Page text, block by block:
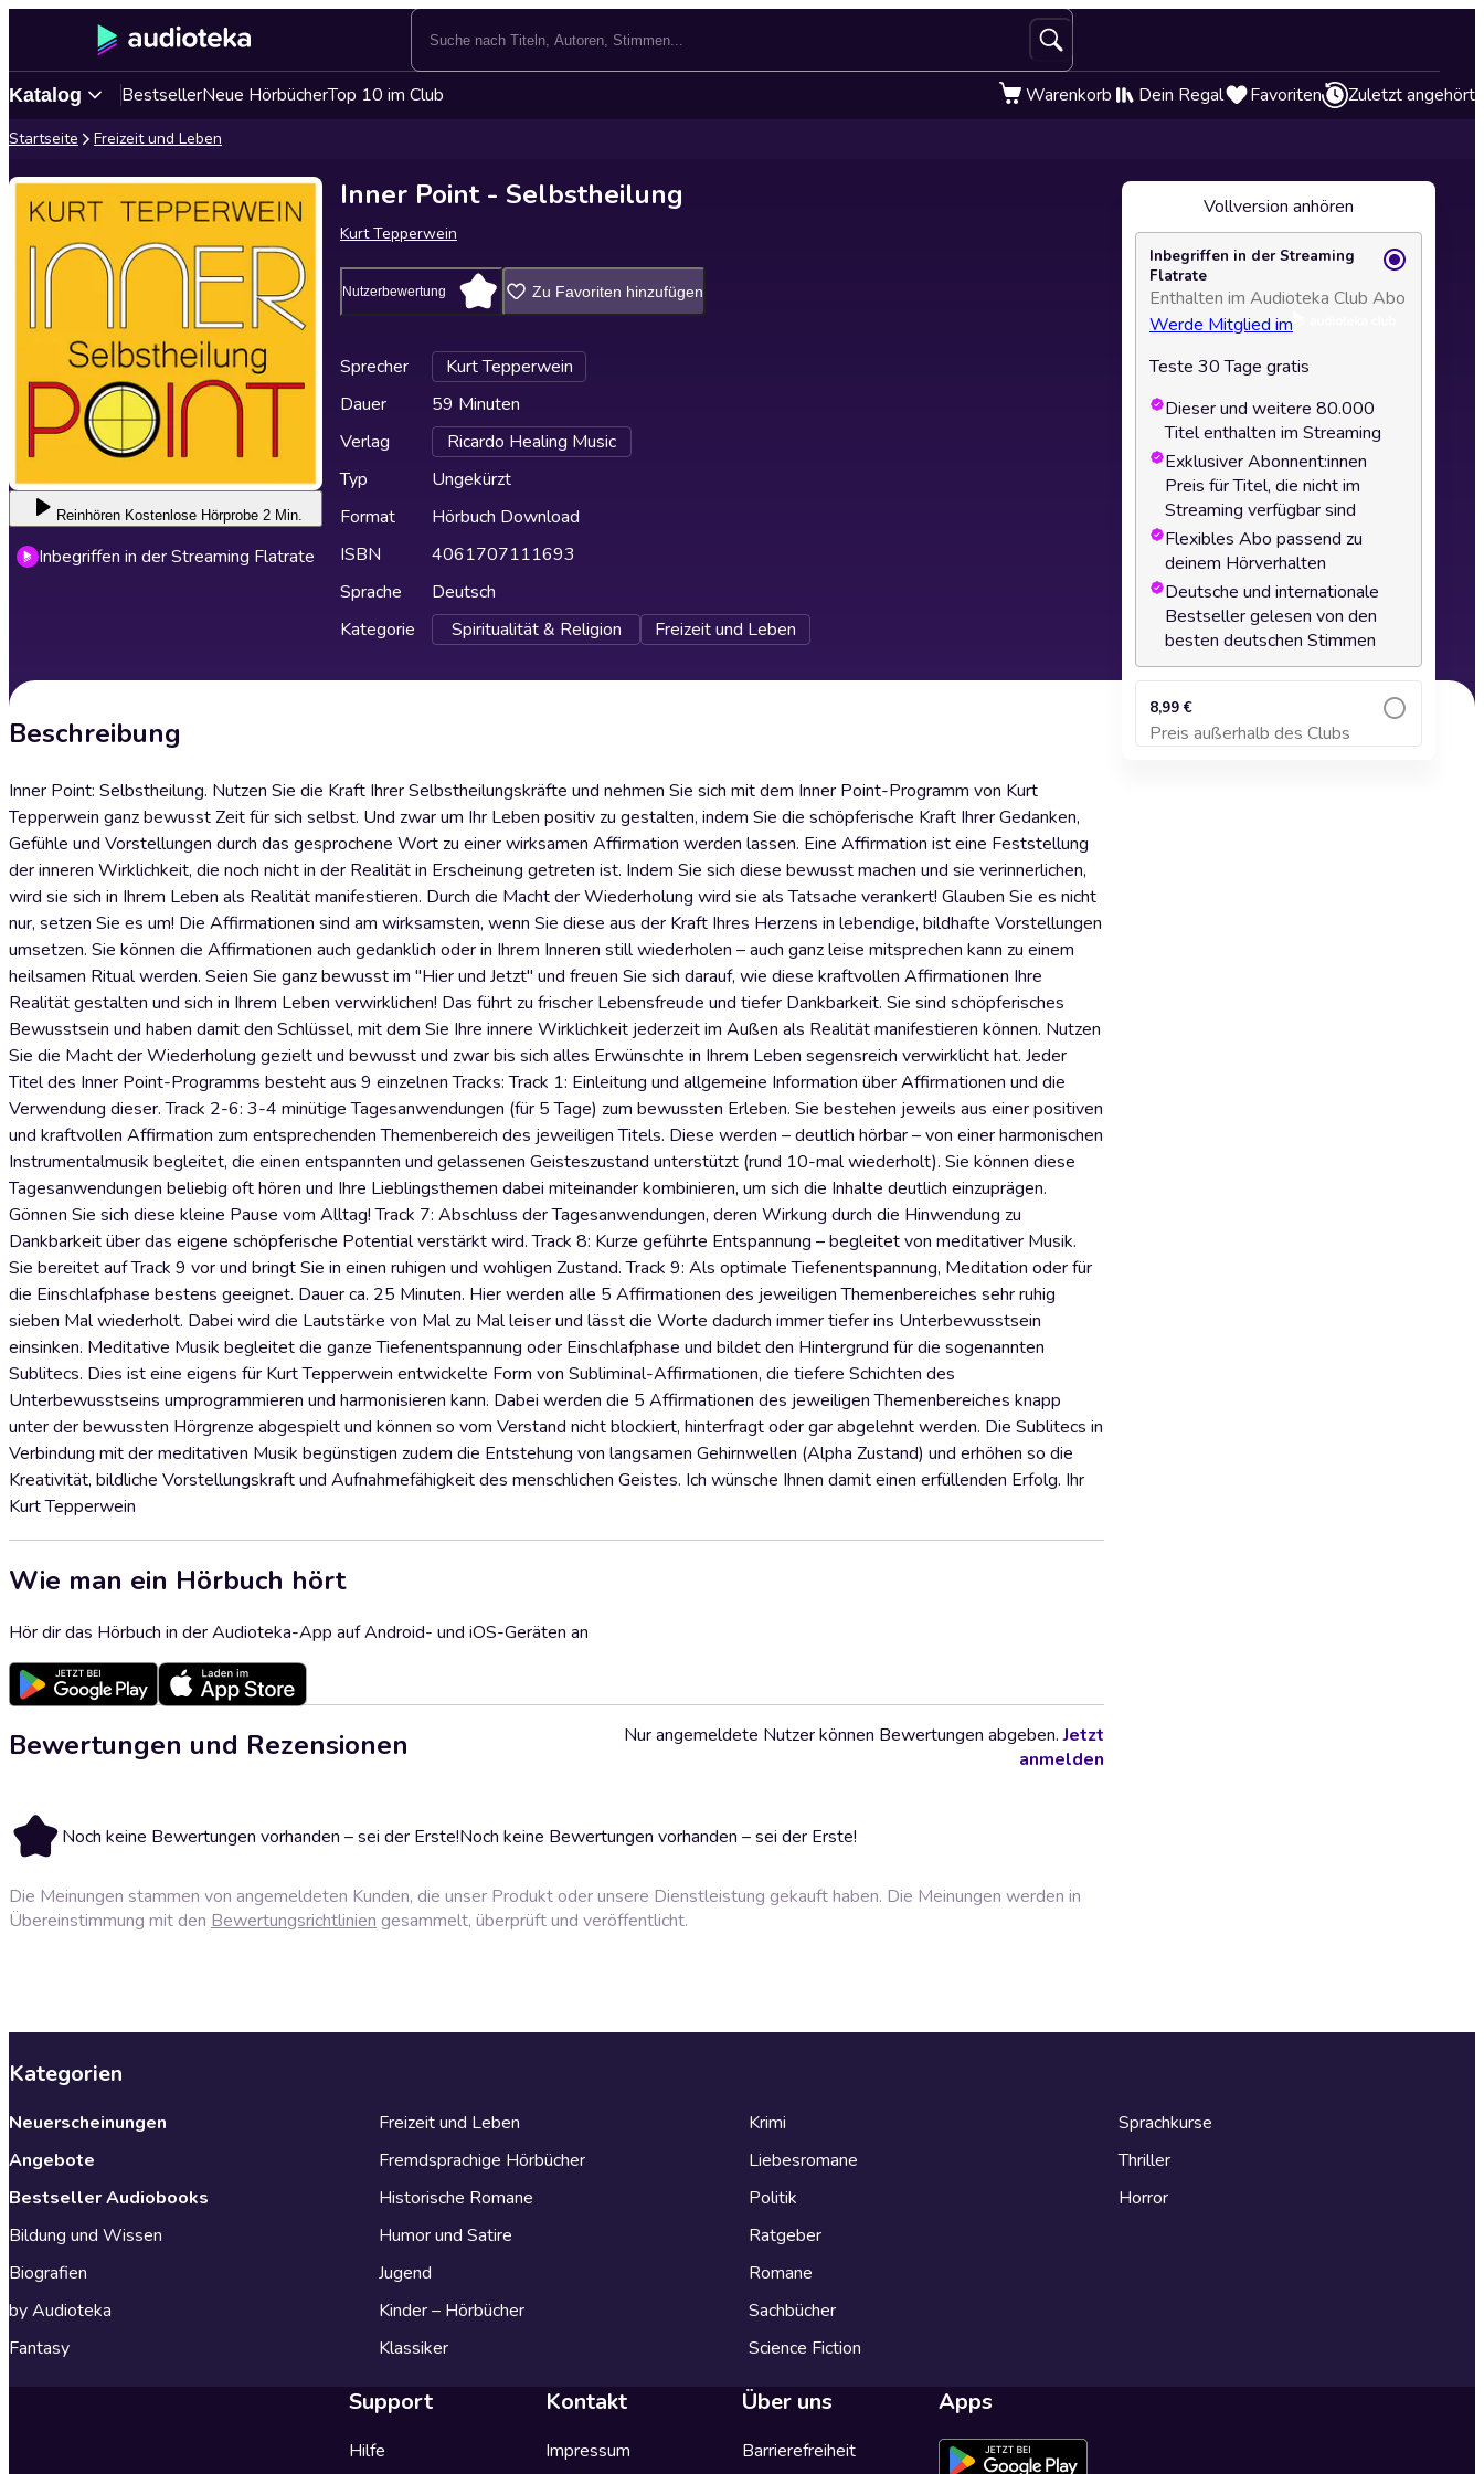
Katalog BestsellerNeue HörbücherTop 10 im Club Warenkorb Dein Regal Favoriten Zuletzt angehört
Startseite Freizeit und Leben
Reinhören Kostenlose Hörprobe 2 Min.
Inbegriffen in der Streaming Flatrate
Inner Point - Selbstheilung
Kurt Tepperwein
Nutzerbewertung Zu Favoriten hinzufügen
Sprecher
Kurt Tepperwein
Dauer
59 Minuten
Verlag
Ricardo Healing Music
Typ
Ungekürzt
Format
Hörbuch Download
ISBN
4061707111693
Sprache
Deutsch
Kategorie
Spiritualität & Religion Freizeit und Leben
Beschreibung
Inner Point: Selbstheilung. Nutzen Sie die Kraft Ihrer Selbstheilungskräfte und nehmen Sie sich mit dem Inner Point-Programm von Kurt
Tepperwein ganz bewusst Zeit für sich selbst. Und zwar um Ihr Leben positiv zu gestalten, indem Sie die schöpferische Kraft Ihrer Gedanken,
Gefühle und Vorstellungen durch das gesprochene Wort zu einer wirksamen Affirmation werden lassen. Eine Affirmation ist eine Feststellung
der inneren Wirklichkeit, die noch nicht in der Realität in Erscheinung getreten ist. Indem Sie sich diese bewusst machen und sie verinnerlichen,
wird sie sich in Ihrem Leben als Realität manifestieren. Durch die Macht der Wiederholung wird sie als Tatsache verankert! Glauben Sie es nicht
nur, setzen Sie es um! Die Affirmationen sind am wirksamsten, wenn Sie diese aus der Kraft Ihres Herzens in lebendige, bildhafte Vorstellungen
umsetzen. Sie können die Affirmationen auch gedanklich oder in Ihrem Inneren still wiederholen – auch ganz leise mitsprechen kann zu einem
heilsamen Ritual werden. Seien Sie ganz bewusst im "Hier und Jetzt" und freuen Sie sich darauf, wie diese kraftvollen Affirmationen Ihre
Realität gestalten und sich in Ihrem Leben verwirklichen! Das führt zu frischer Lebensfreude und tiefer Dankbarkeit. Sie sind schöpferisches
Bewusstsein und haben damit den Schlüssel, mit dem Sie Ihre innere Wirklichkeit jederzeit im Außen als Realität manifestieren können. Nutzen
Sie die Macht der Wiederholung gezielt und bewusst und zwar bis sich alles Erwünschte in Ihrem Leben segensreich verwirklicht hat. Jeder
Titel des Inner Point-Programms besteht aus 9 einzelnen Tracks: Track 1: Einleitung und allgemeine Information über Affirmationen und die
Verwendung dieser. Track 2-6: 3-4 minütige Tagesanwendungen (für 5 Tage) zum bewussten Erleben. Sie bestehen jeweils aus einer positiven
und kraftvollen Affirmation zum entsprechenden Themenbereich des jeweiligen Titels. Diese werden – deutlich hörbar – von einer harmonischen
Instrumentalmusik begleitet, die einen entspannten und gelassenen Geisteszustand unterstützt (rund 10-mal wiederholt). Sie können diese
Tagesanwendungen beliebig oft hören und Ihre Lieblingsthemen dabei miteinander kombinieren, um sich die Inhalte deutlich einzuprägen.
Gönnen Sie sich diese kleine Pause vom Alltag! Track 7: Abschluss der Tagesanwendungen, deren Wirkung durch die Hinwendung zu
Dankbarkeit über das eigene schöpferische Potential verstärkt wird. Track 8: Kurze geführte Entspannung – begleitet von meditativer Musik.
Sie bereitet auf Track 9 vor und bringt Sie in einen ruhigen und wohligen Zustand. Track 9: Als optimale Tiefenentspannung, Meditation oder für
die Einschlafphase bestens geeignet. Dauer ca. 25 Minuten. Hier werden alle 5 Affirmationen des jeweiligen Themenbereiches sehr ruhig
sieben Mal wiederholt. Dabei wird die Lautstärke von Mal zu Mal leiser und lässt die Worte dadurch immer tiefer ins Unterbewusstsein
einsinken. Meditative Musik begleitet die ganze Tiefenentspannung oder Einschlafphase und bildet den Hintergrund für die sogenannten
Sublitecs. Dies ist eine eigens für Kurt Tepperwein entwickelte Form von Subliminal-Affirmationen, die tiefere Schichten des
Unterbewusstseins umprogrammieren und harmonisieren kann. Dabei werden die 5 Affirmationen des jeweiligen Themenbereiches knapp
unter der bewussten Hörgrenze abgespielt und können so vom Verstand nicht blockiert, hinterfragt oder gar abgelehnt werden. Die Sublitecs in
Verbindung mit der meditativen Musik begünstigen zudem die Entstehung von langsamen Gehirnwellen (Alpha Zustand) und erhöhen so die
Kreativität, bildliche Vorstellungskraft und Aufnahmefähigkeit des menschlichen Geistes. Ich wünsche Ihnen damit einen erfüllenden Erfolg. Ihr
Kurt Tepperwein
Wie man ein Hörbuch hört
Hör dir das Hörbuch in der Audioteka-App auf Android- und iOS-Geräten an
Bewertungen und Rezensionen
Noch keine Bewertungen vorhanden – sei der Erste!Noch keine Bewertungen vorhanden – sei der Erste!
Nur angemeldete Nutzer können Bewertungen abgeben.Jetzt
anmelden
Die Meinungen stammen von angemeldeten Kunden, die unser Produkt oder unsere Dienstleistung gekauft haben. Die Meinungen werden in
Übereinstimmung mit den Bewertungsrichtlinien gesammelt, überprüft und veröffentlicht.
Vollversion anhören
Inbegriffen in der Streaming
Flatrate
Enthalten im Audioteka Club Abo
Werde Mitglied im
Teste 30 Tage gratis
Dieser und weitere 80.000
Titel enthalten im Streaming
Exklusiver Abonnent:innen
Preis für Titel, die nicht im
Streaming verfügbar sind
Flexibles Abo passend zu
deinem Hörverhalten
Deutsche und internationale
Bestseller gelesen von den
besten deutschen Stimmen
8,99 €
Preis außerhalb des Clubs
Zum Warenkorb hinzufügen
Kategorien
Neuerscheinungen
Angebote
Bestseller Audiobooks
Bildung und Wissen
Biografien
by Audioteka
Fantasy
Freizeit und Leben
Fremdsprachige Hörbücher
Historische Romane
Humor und Satire
Jugend
Kinder – Hörbücher
Klassiker
Krimi
Liebesromane
Politik
Ratgeber
Romane
Sachbücher
Science Fiction
Sprachkurse
Thriller
Horror
Support
Hilfe
Kontakt
Impressum
Über uns
Barrierefreiheit
Apps